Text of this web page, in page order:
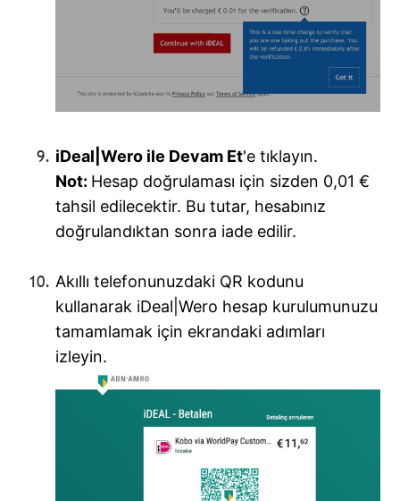
iDeal|Wero ile Devam Et'e tıklayın.
Not: Hesap doğrulaması için sizden 0,01 €
tahsil edilecektir. Bu tutar, hesabınız
doğrulandıktan sonra iade edilir.
Akıllı telefonunuzdaki QR kodunu
kullanarak iDeal|Wero hesap kurulumunuzu
tamamlamak için ekrandaki adımları
izleyin.